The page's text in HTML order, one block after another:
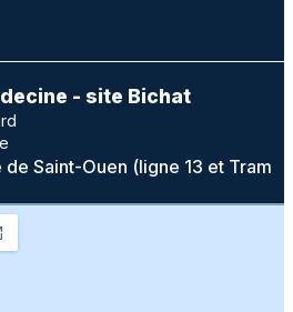
- site Bichat
de Saint-Ouen (ligne 13 et Tram